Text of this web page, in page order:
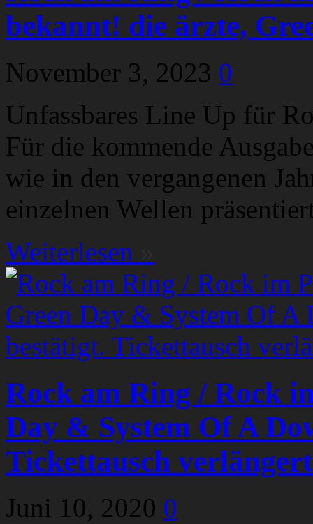
bekannt! die ärzte,
November 3, 2023 0
Unfassbares Line Up für
Für die kommende
wie in den vergangenen
einzelnen Wellen
Weiterlesen
Rock am Ring / Rock
Day & System Of A
Tickettausch
Juni 10, 2020 0